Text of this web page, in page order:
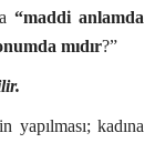
“maddi anlamda
mıdır?”
kadına